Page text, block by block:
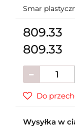
Smar
809.33
809.33
Do
Wysyłka w